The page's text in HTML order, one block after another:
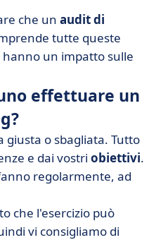
che un audit di
tutte queste
un impatto sulle
effettuare un
giusta o sbagliata. Tutto
e dai vostri obiettivi.
regolarmente, ad
che l'esercizio può
vi consigliamo di